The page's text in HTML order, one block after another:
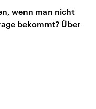
wenn man nicht
bekommt? Über